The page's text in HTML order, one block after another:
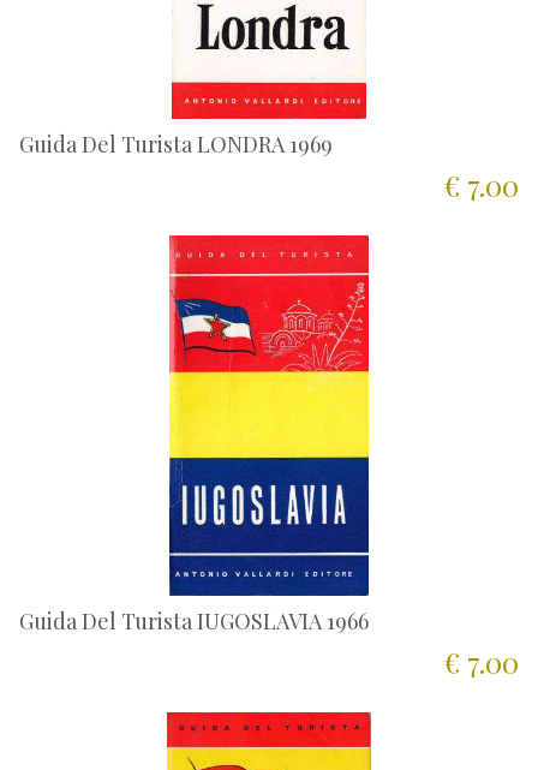
Guida Del Turista LONDRA 1969
€ 7.00
Guida Del Turista IUGOSLAVIA 1966
€ 7.00